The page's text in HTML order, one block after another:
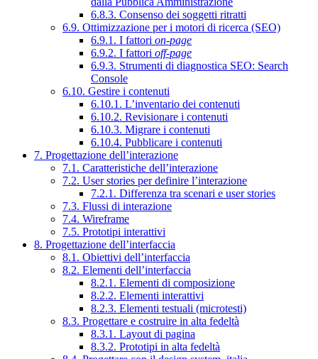
6.8.3. Consenso dei soggetti ritratti
6.9. Ottimizzazione per i motori di ricerca (SEO)
6.9.1. I fattori on-page
6.9.2. I fattori off-page
6.9.3. Strumenti di diagnostica SEO: Search
Console
6.10. Gestire i contenuti
6.10.1. L’inventario dei contenuti
6.10.2. Revisionare i contenuti
6.10.3. Migrare i contenuti
6.10.4. Pubblicare i contenuti
7. Progettazione dell’interazione
7.1. Caratteristiche dell’interazione
7.2. User stories per definire l’interazione
7.2.1. Differenza tra scenari e user stories
7.3. Flussi di interazione
7.4. Wireframe
7.5. Prototipi interattivi
8. Progettazione dell’interfaccia
8.1. Obiettivi dell’interfaccia
8.2. Elementi dell’interfaccia
8.2.1. Elementi di composizione
8.2.2. Elementi interattivi
8.2.3. Elementi testuali (microtesti)
8.3. Progettare e costruire in alta fedeltà
8.3.1. Layout di pagina
8.3.2. Prototipi in alta fedeltà